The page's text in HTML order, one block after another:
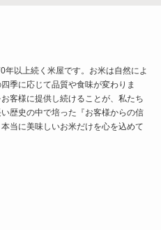
以上続く米屋です。お米は自然によ
季に応じて品質や食味が変わりま
客様に提供し続けることが、私たち
歴史の中で培った『お客様からの信
当に美味しいお米だけを心を込めて